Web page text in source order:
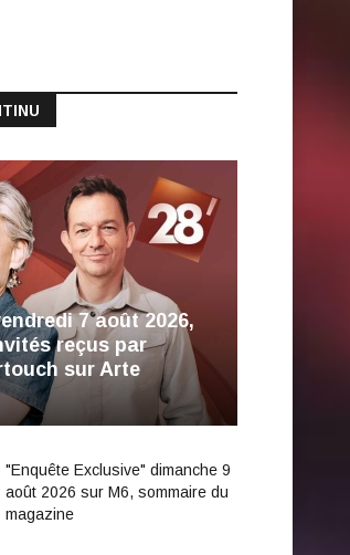
7 août 2026,
reçus par
sur Arte
"Enquête Exclusive" dimanche 9
août 2026 sur M6, sommaire du
magazine